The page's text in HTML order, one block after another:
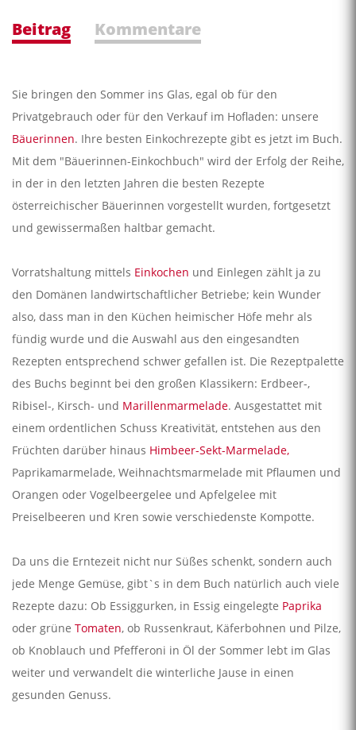
Beitrag Kommentare
Sie bringen den Sommer ins Glas, egal ob für den
Privatgebrauch oder für den Verkauf im Hofladen: unsere
Bäuerinnen. Ihre besten Einkochrezepte gibt es jetzt im Buch.
Mit dem "Bäuerinnen-Einkochbuch" wird der Erfolg der Reihe,
in der in den letzten Jahren die besten Rezepte
österreichischer Bäuerinnen vorgestellt wurden, fortgesetzt
und gewissermaßen haltbar gemacht.
Vorratshaltung mittels Einkochen und Einlegen zählt ja zu
den Domänen landwirtschaftlicher Betriebe; kein Wunder
also, dass man in den Küchen heimischer Höfe mehr als
fündig wurde und die Auswahl aus den eingesandten
Rezepten entsprechend schwer gefallen ist. Die Rezeptpalette
des Buchs beginnt bei den großen Klassikern: Erdbeer-,
Ribisel-, Kirsch- und Marillenmarmelade. Ausgestattet mit
einem ordentlichen Schuss Kreativität, entstehen aus den
Früchten darüber hinaus Himbeer-Sekt-Marmelade,
Paprikamarmelade, Weihnachtsmarmelade mit Pflaumen und
Orangen oder Vogelbeergelee und Apfelgelee mit
Preiselbeeren und Kren sowie verschiedenste Kompotte.
Da uns die Erntezeit nicht nur Süßes schenkt, sondern auch
jede Menge Gemüse, gibt`s in dem Buch natürlich auch viele
Rezepte dazu: Ob Essiggurken, in Essig eingelegte Paprika
oder grüne Tomaten, ob Russenkraut, Käferbohnen und Pilze,
ob Knoblauch und Pfefferoni in Öl der Sommer lebt im Glas
weiter und verwandelt die winterliche Jause in einen
gesunden Genuss.